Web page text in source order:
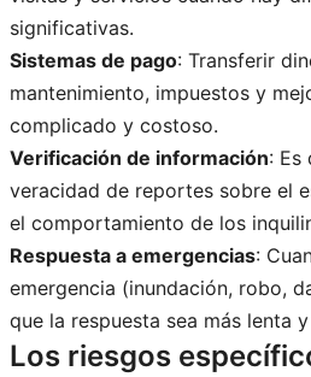
significativas.
Sistemas de pago: Transferir
mantenimiento, impuestos y
complicado y costoso.
Verificación de información: Es
veracidad de reportes sobre el
el comportamiento de los
Respuesta a emergencias:
emergencia (inundación, robo,
que la respuesta sea más lenta
Los riesgos